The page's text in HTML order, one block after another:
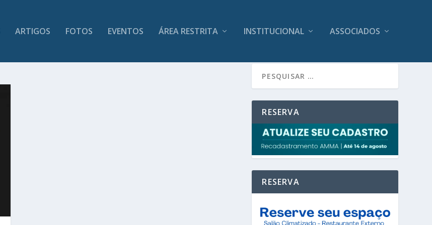
ARTIGOS FOTOS EVENTOS ÁREA RESTRITA INSTITUCIONAL ASSOCIADOS
RESERVA
RESERVA